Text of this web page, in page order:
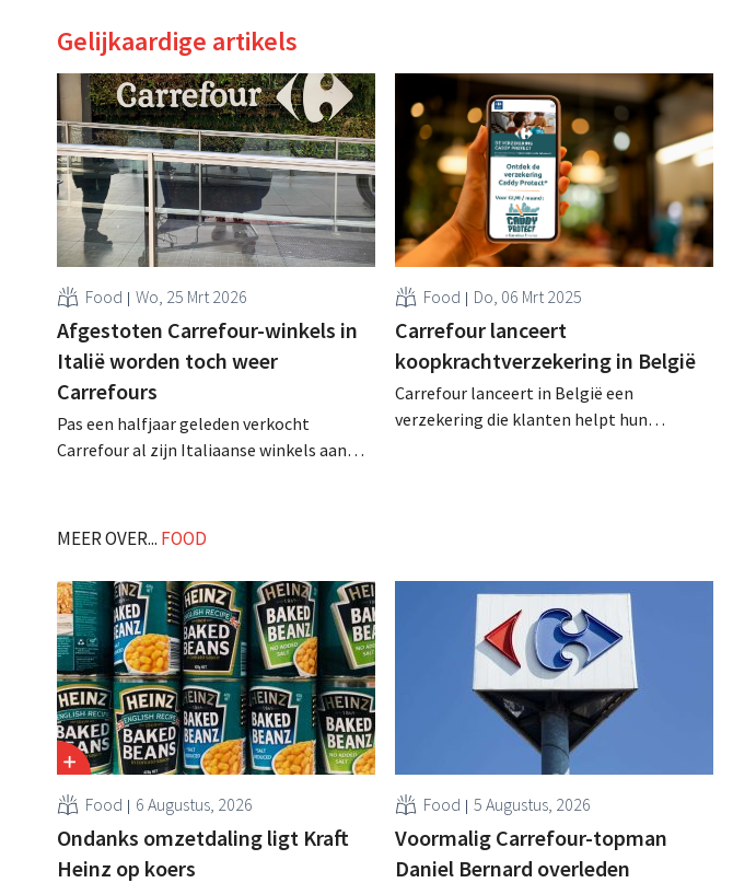
Gelijkaardige artikels
Food Wo, 25 Mrt 2026
Afgestoten Carrefour-winkels in
Italië worden toch weer
Carrefours
Pas een halfjaar geleden verkocht
Carrefour al zijn Italiaanse winkels aan
retailgroep sluit nota bene een
overnemer. Waarom? En is dat ook wat
Carrefour in België van plan is? .
Food Do, 06 Mrt 2025
Carrefour lanceert
koopkrachtverzekering in België
Carrefour lanceert in België een
verzekering die klanten helpt hun
autonomie. .
MEER OVER... FOOD
Food 6 Augustus, 2026
Ondanks omzetdaling ligt Kraft
Heinz op koers
Food 5 Augustus, 2026
Voormalig Carrefour-topman
Daniel Bernard overleden